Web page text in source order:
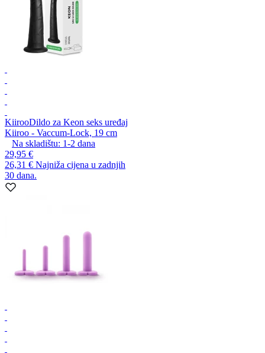
KiirooDildo za Keon seks uređaj
Kiiroo - Vaccum-Lock, 19 cm
Na skladištu: 1-2 dana
29,95 €
26,31 € Najniža cijena u zadnjih
30 dana.